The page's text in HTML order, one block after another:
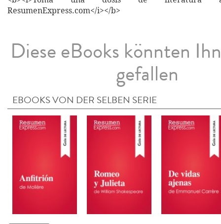
ResumenExpress.com</i></b>
Diese eBooks könnten
gefallen
EBOOKS VON DER SELBEN SERIE